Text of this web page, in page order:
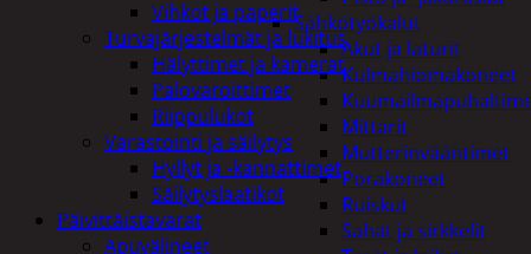
Sähkötyökalut
Akut ja laturit
Kulmahiomakoneet
Mittarit
Mutterinvääntimet
Porakoneet
Ruiskut
Sahat ja sirkkelit
Vihkot ja paperit
Turvajärjestelmät ja lukitus
Hälyttimet ja kamerat
Palovaroittimet
Riippulukot
Varastointi ja säilytys
Hyllyt ja -kannattimet
Säilytyslaatikot
Päivittäistavarat
Apuvälineet